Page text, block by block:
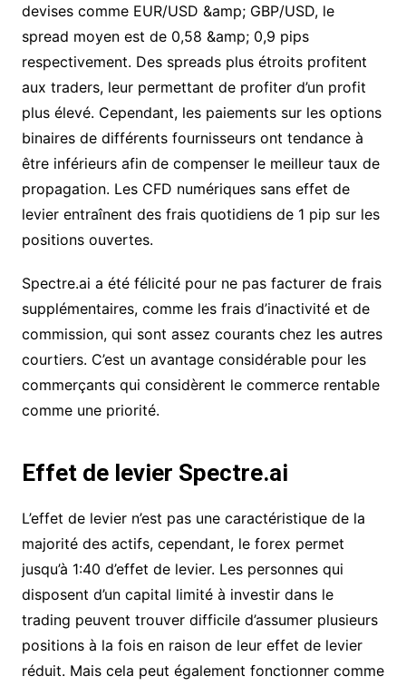
devises comme EUR/USD &amp; GBP/USD, le
spread moyen est de 0,58 &amp; 0,9 pips
respectivement. Des spreads plus étroits profitent
aux traders, leur permettant de profiter d’un profit
plus élevé. Cependant, les paiements sur les options
binaires de différents fournisseurs ont tendance à
être inférieurs afin de compenser le meilleur taux de
propagation. Les CFD numériques sans effet de
levier entraînent des frais quotidiens de 1 pip sur les
positions ouvertes.
Spectre.ai a été félicité pour ne pas facturer de frais
supplémentaires, comme les frais d’inactivité et de
commission, qui sont assez courants chez les autres
courtiers. C’est un avantage considérable pour les
commerçants qui considèrent le commerce rentable
comme une priorité.
Effet de levier Spectre.ai
L’effet de levier n’est pas une caractéristique de la
majorité des actifs, cependant, le forex permet
jusqu’à 1:40 d’effet de levier. Les personnes qui
disposent d’un capital limité à investir dans le
trading peuvent trouver difficile d’assumer plusieurs
positions à la fois en raison de leur effet de levier
réduit. Mais cela peut également fonctionner comme